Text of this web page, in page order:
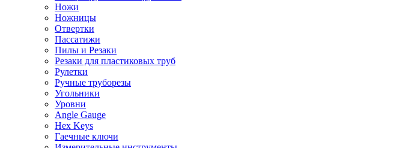
Ножи
Ножницы
Отвертки
Пассатижи
Пилы и Резаки
Резаки для пластиковых труб
Рулетки
Ручные труборезы
Угольники
Уровни
Angle Gauge
Hex Keys
Гаечные ключи